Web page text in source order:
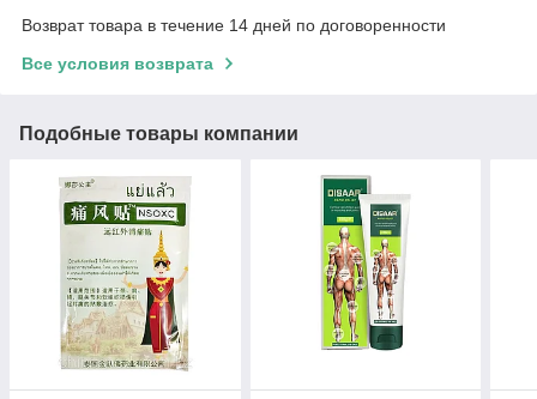
Возврат товара в течение 14 дней по договоренности
Все условия возврата
Подобные товары компании